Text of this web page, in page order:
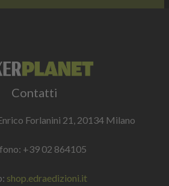
Contatti
Forlanini 21, 20134 Milano
+39 02 864105
shop.edraedizioni.it